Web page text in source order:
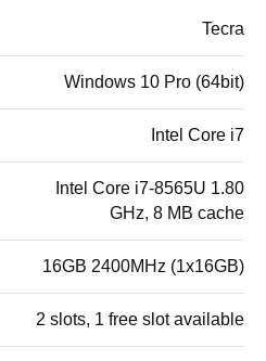
Tecra
Windows 10 Pro (64bit)
Intel Core i7
Intel Core i7-8565U 1.80
GHz, 8 MB cache
16GB 2400MHz (1x16GB)
2 slots, 1 free slot available